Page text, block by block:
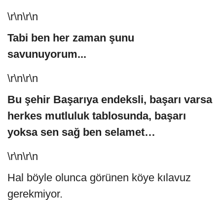
\r\n\r\n
Tabi ben her zaman şunu
savunuyorum...
\r\n\r\n
Bu şehir Başarıya endeksli, başarı varsa
herkes mutluluk tablosunda, başarı
yoksa sen sağ ben selamet…
\r\n\r\n
Hal böyle olunca görünen köye kılavuz
gerekmiyor.